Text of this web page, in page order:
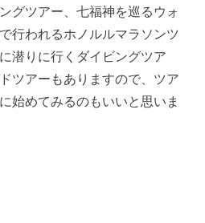
グツアー、七福神を巡るウォ
行われるホノルルマラソンツ
潜りに行くダイビングツア
ツアーもありますので、ツア
始めてみるのもいいと思いま